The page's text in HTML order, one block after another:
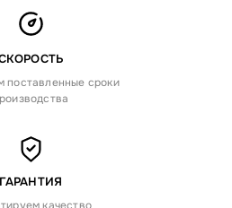
поставленные сроки
ГАРАНТИЯ